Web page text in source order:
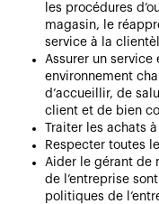
les procédures
magasin, le
service à la
Assurer un
environnement
d’accueillir, de
client et de bien
Traiter les achats
Respecter toutes
Aider le gérant de
de l’entreprise
politiques de